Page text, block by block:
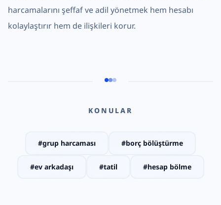
harcamalarını şeffaf ve adil yönetmek hem hesabı
kolaylaştırır hem de ilişkileri korur.
KONULAR
#grup harcaması #borç bölüştürme
#ev arkadaşı #tatil #hesap bölme